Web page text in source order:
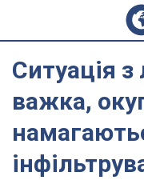
Ситуація
важка,